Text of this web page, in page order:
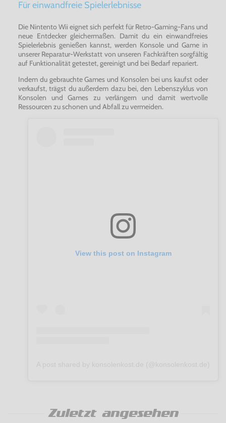
Für einwandfreie Spielerlebnisse
Die Nintento Wii eignet sich perfekt für Retro-Gaming-Fans und
neue Entdecker gleichermaßen. Damit du ein einwandfreies
Spielerlebnis genießen kannst, werden Konsole und Game in
unserer Reparatur-Werkstatt von unseren Fachkräften sorgfältig
auf Funktionalität getestet, gereinigt und bei Bedarf repariert.
Indem du gebrauchte Games und Konsolen bei uns kaufst oder
verkaufst, trägst du außerdem dazu bei, den Lebenszyklus von
Konsolen und Games zu verlängern und damit wertvolle
Ressourcen zu schonen und Abfall zu vermeiden.
View this post on Instagram
Zuletzt angesehen